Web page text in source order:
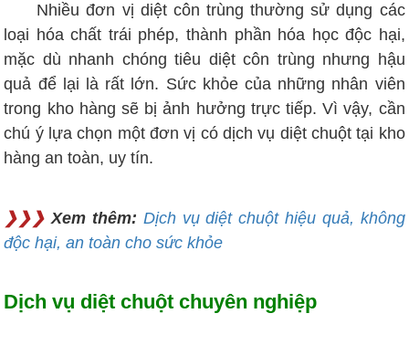
Nhiều đơn vị diệt côn trùng thường sử dụng các
loại hóa chất trái phép, thành phần hóa học độc hại,
mặc dù nhanh chóng tiêu diệt côn trùng nhưng hậu
quả để lại là rất lớn. Sức khỏe của những nhân viên
trong kho hàng sẽ bị ảnh hưởng trực tiếp. Vì vậy, cần
chú ý lựa chọn một đơn vị có dịch vụ diệt chuột tại kho
hàng an toàn, uy tín.
❯❯❯ Xem thêm: Dịch vụ diệt chuột hiệu quả, không
độc hại, an toàn cho sức khỏe
Dịch vụ diệt chuột chuyên nghiệp